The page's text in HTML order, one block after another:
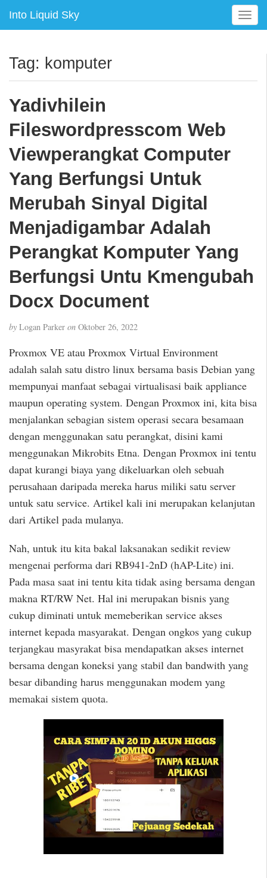
Into Liquid Sky
T
o
e
Tag: komputer
Yadivhilein
Fileswordpresscom Web
Viewperangkat Computer
Yang Berfungsi Untuk
Merubah Sinyal Digital
Menjadigambar Adalah
Perangkat Komputer Yang
Berfungsi Untu Kmengubah
Docx Document
by Logan Parker on Oktober 26, 2022
Proxmox VE atau Proxmox Virtual Environment
adalah salah satu distro linux bersama basis Debian yang
mempunyai manfaat sebagai virtualisasi baik appliance
maupun operating system. Dengan Proxmox ini, kita bisa
menjalankan sebagian sistem operasi secara besamaan
dengan menggunakan satu perangkat, disini kami
menggunakan Mikrobits Etna. Dengan Proxmox ini tentu
dapat kurangi biaya yang dikeluarkan oleh sebuah
perusahaan daripada mereka harus miliki satu server
untuk satu service. Artikel kali ini merupakan kelanjutan
dari Artikel pada mulanya.
Nah, untuk itu kita bakal laksanakan sedikit review
mengenai performa dari RB941-2nD (hAP-Lite) ini.
Pada masa saat ini tentu kita tidak asing bersama dengan
makna RT/RW Net. Hal ini merupakan bisnis yang
cukup diminati untuk memeberikan service akses
internet kepada masyarakat. Dengan ongkos yang cukup
terjangkau masyrakat bisa mendapatkan akses internet
bersama dengan koneksi yang stabil dan bandwith yang
besar dibanding harus menggunakan modem yang
memakai sistem quota.